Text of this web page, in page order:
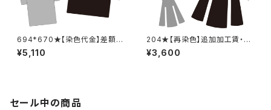
694*670★【染色代金】差額追
加加工賃
¥5,110
204★【再染色】追加加工賃・黒
染め
¥3,600
セール中の商品